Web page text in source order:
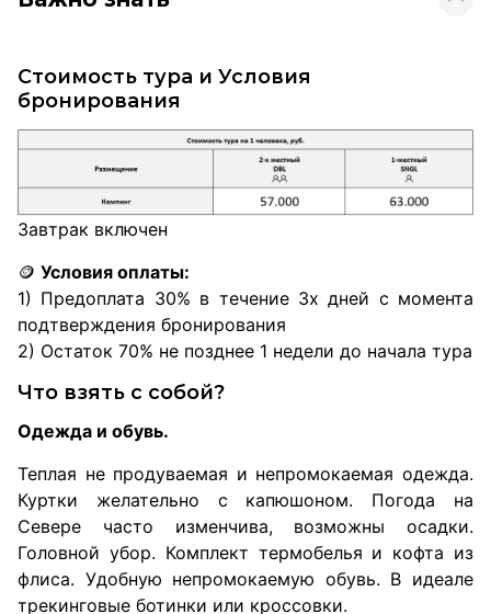
Стоимость тура и Условия
бронирования
Завтрак включен
🪙 Условия оплаты:
1) Предоплата 30% в течение 3х дней с момента
подтверждения бронирования
2) Остаток 70% не позднее 1 недели до начала тура
Что взять с собой?
Одежда и обувь.
Теплая не продуваемая и непромокаемая одежда.
Куртки желательно с капюшоном. Погода на
Севере часто изменчива, возможны осадки.
Головной убор. Комплект термобелья и кофта из
флиса. Удобную непромокаемую обувь. В идеале
трекинговые ботинки или кроссовки.